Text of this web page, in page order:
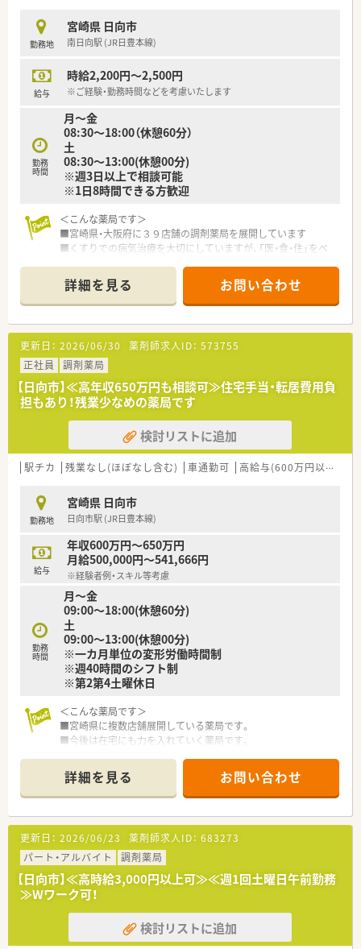
勤務地
宮崎県 日向市
南日向駅 (JR日豊本線)
給与
時給2,200円～2,500円
※ご経験・勤務時間などを考慮いたします
勤務
時間
月～金
08:30～18:00（休憩60分）
土
08:30～13:00(休憩00分)
※週3日以上で相談可能
※1日8時間できる方歓迎
＜こんな薬局です＞
■宮崎県・大阪府に３９店舗の調剤薬局を展開しています
■くすりでの病気治療を大切にしていますが、「医・食・住」をベ
組みを行っている薬局です。
■社内にウォーキングイベントや健康フェアを実施して地域の
健康増進に取り組む健康フェア実行委員会や病気の根本的原因
の１つが食にあると考え、
その食の基本となる「食材」の質から見直し、病気を治すために
必要な本物の食材を世の中に、広く提供することを目的とした農
業推進委員会など6つの委員会がございます。
■特に宮崎県内ではでは随一のネットワークを持っており、処方
箋の応需先は広域病院を始め、内科・胃腸科・循環器科・小児科等
多科目に渡っており幅広い知識をバランスよく身に付けること
が可能となっております。
＜研修制度＞
■新入社員に対して社会人・医療人としての接遇マナー及び薬剤
■専門性にとらわれず広く知識を学び倫理性も身に着けること
で物事の本質を見抜ける人の育成を目指した社員育成ゼミを開
催。
ゼミの形式としては、自由に本を紹介し意見を出しあう形や、指
定のテーマに沿って意見を出し合う形式をとっています。
■店舗ごとでメーカーの勉強会開催、常に新しい知識の習得がで
きます。
詳細を見る お問い合わせ
更新日： 2026/06/30 薬剤師求人ID： 573755
正社員
調剤薬局
【日向市】≪高年収650万円も相談可≫住宅手当・転居費用負
担もあり！残業少なめの薬局です
検討リストに追加
駅チカ 残業なし(ほぼなし含む) 車通勤可 高給与(600万円以上)
勤務地
宮崎県 日向市
日向市駅 (JR日豊本線)
給与
年収600万円～650万円
月給500,000円～541,666円
※経験者例・スキル等考慮
勤務
時間
月～金
09:00～18:00(休憩60分)
土
09:00～13:00(休憩00分)
※一カ月単位の変形労働時間制
※週40時間のシフト制
※第2第4土曜休日
＜こんな薬局です＞
■宮崎県に複数店舗展開している薬局です。
■今後は在宅にも力を入れていく薬局です。
■社宅補助半額会社負担です。
詳細を見る お問い合わせ
更新日： 2026/06/23 薬剤師求人ID： 683273
パート・アルバイト
調剤薬局
【日向市】≪高時給3,000円以上可≫≪週1回土曜日午前勤務
≫Wワーク可！
検討リストに追加